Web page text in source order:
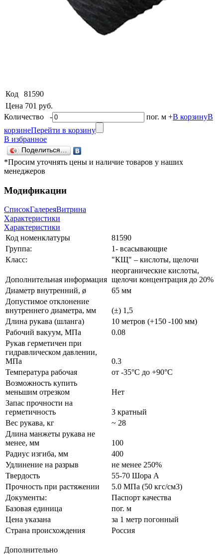
Код
81590
Цена 701 руб.
Количество - пог. м +В корзинуВ
корзинеПерейти в корзину
В избранное
Поделиться…
*Просим уточнять цены и наличие товаров у наших
менеджеров
Модификации
СписокГалереяВитрина
Характеристики
Характеристики
Код номенклатуры
81590
Группа:
1- всасывающие
Класс:
"КЩ" – кислоты, щелочи
Дополнительная информация
неорганические кислоты,
щелочи концентрация до 20%
Диаметр внутренний, ø
65 мм
Допустимое отклонение
внутреннего диаметра, мм
(±) 1,5
Длина рукава (шланга)
10 метров (+150 -100 мм)
Рабочий вакуум, МПа
0.08
Рукав герметичен при
гидравлическом давлении,
МПа
0.3
Температура рабочая
от -35°С до +90°С
Возможность купить
меньшим отрезком
Нет
Запас прочности на
герметичность
3 кратный
Вес рукава, кг
~ 28
Длина манжеты рукава не
менее, мм
100
Радиус изгиба, мм
400
Удлинение на разрыв
не менее 250%
Твердость
55-70 Шора А
Прочность при растяжении
5.0 МПа (50 кгс/см3)
Документы:
Паспорт качества
Базовая единица
пог. м
Цена указана
за 1 метр погонный
Страна происхождения
Россия
Дополнительно